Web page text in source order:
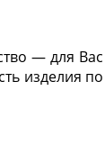
— для Вас
изделия по